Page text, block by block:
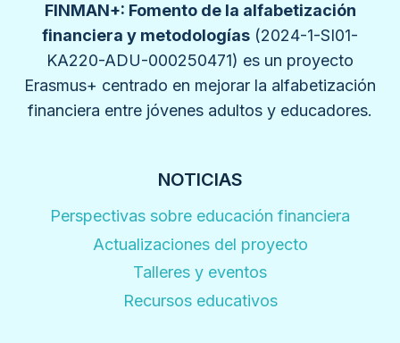
FINMAN+: Fomento de la alfabetización
financiera y metodologías (2024-1-SI01-
KA220-ADU-000250471) es un proyecto
Erasmus+ centrado en mejorar la alfabetización
financiera entre jóvenes adultos y educadores.
NOTICIAS
Perspectivas sobre educación financiera
Actualizaciones del proyecto
Talleres y eventos
Recursos educativos